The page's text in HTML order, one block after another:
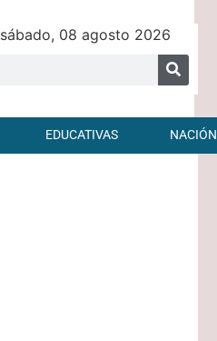
sábado, 08 agosto 2026
EDUCATIVAS NACIÓN